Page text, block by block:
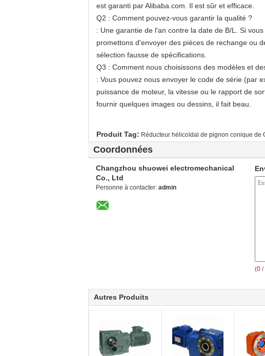
est garanti par Alibaba.com. Il est sûr et efficace.
Q2 : Comment pouvez-vous garantir la qualité ?
: Une garantie de l'an contre la date de B/L. Si
promettons d'envoyer des pièces de rechange ou
sélection fausse de spécifications.
Q3 : Comment nous choisissons des modèles et
: Vous pouvez nous envoyer le code de série (par
puissance de moteur, la vitesse ou le rapport de
fournir quelques images ou dessins, il fait beau.
Produit Tag: Réducteur hélicoïdal de pignon conique de
Coordonnées
Changzhou shuowei electromechanical
Co., Ltd
Personne à contacter: admin
(0 /
Autres Produits